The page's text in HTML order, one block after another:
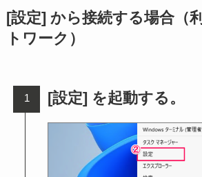
[設定] から接続する場合（
トワーク）
[設定] を起動する。